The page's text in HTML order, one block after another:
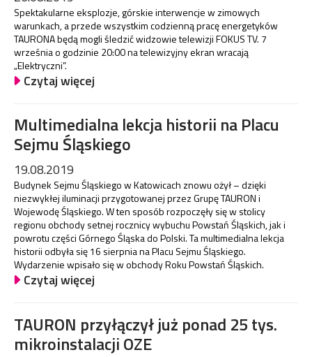
Spektakularne eksplozje, górskie interwencje w zimowych
warunkach, a przede wszystkim codzienną pracę energetyków
TAURONA będą mogli śledzić widzowie telewizji FOKUS TV. 7
września o godzinie 20:00 na telewizyjny ekran wracają
„Elektryczni”.
Czytaj więcej
Multimedialna lekcja historii na Placu
Sejmu Śląskiego
19.08.2019
Budynek Sejmu Śląskiego w Katowicach znowu ożył – dzięki
niezwykłej iluminacji przygotowanej przez Grupę TAURON i
Wojewodę Śląskiego. W ten sposób rozpoczęły się w stolicy
regionu obchody setnej rocznicy wybuchu Powstań Śląskich, jak i
powrotu części Górnego Śląska do Polski. Ta multimedialna lekcja
historii odbyła się 16 sierpnia na Placu Sejmu Śląskiego.
Wydarzenie wpisało się w obchody Roku Powstań Śląskich.
Czytaj więcej
TAURON przyłączył już ponad 25 tys.
mikroinstalacji OZE